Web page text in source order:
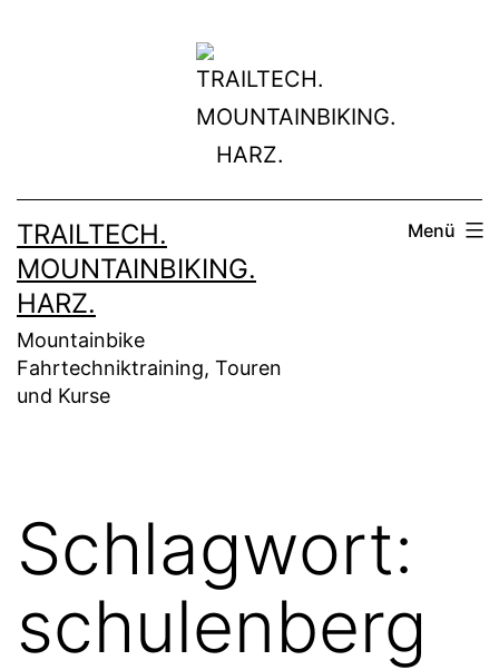
TRAILTECH.
MOUNTAINBIKING.
HARZ.
Mountainbike
Fahrtechniktraining, Touren
und Kurse
Menü
Schlagwort:
schulenberg